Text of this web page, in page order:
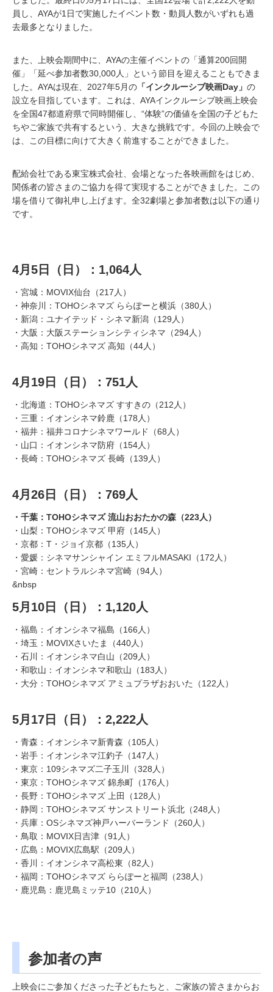
員し、AYAが1日で実施したイベント数・動員人数がいずれも過
去最多となりました。
また、上映会期間中に、AYAの主催イベントの「通算200回開
催」「延べ参加者数30,000人」という節目を迎えることもできま
した。AYAは現在、2027年5月の 「インクルーシブ映画Day」 の
設立を目指しています。これは、AYAインクルーシブ映画上映会
を全国47都道府県で同時開催し、“体験”の価値を全国の子どもた
ちやご家族で共有するという、大きな挑戦です。今回の上映会で
は、この目標に向けて大きく前進することができました。
配給会社である東宝株式会社、会場となった各映画館をはじめ、
関係者の皆さまのご協力を得て実現することができました。この
場を借りて御礼申し上げます。全32劇場と参加者数は以下の通り
です。
4月5日（日）：1,064人
・宮城：MOVIX仙台（217人）
・神奈川：TOHOシネマズ ららぽーと横浜（380人）
・新潟：ユナイテッド・シネマ新潟（129人）
・大阪：大阪ステーションシティシネマ（294人）
・高知：TOHOシネマズ 高知（44人）
4月19日（日）：751人
・北海道：TOHOシネマズ すすきの（212人）
・三重：イオンシネマ鈴鹿（178人）
・福井：福井コロナシネマワールド（68人）
・山口：イオンシネマ防府（154人）
・長崎：TOHOシネマズ 長崎（139人）
4月26日（日）：769人
・千葉：TOHOシネマズ 流山おおたかの森（223人）
・山梨：TOHOシネマズ 甲府（145人）
・京都：T・ジョイ京都（135人）
・愛媛：シネマサンシャイン エミフルMASAKI（172人）
・宮崎：セントラルシネマ宮崎（94人）
&nbsp
5月10日（日）：1,120人
・福島：イオンシネマ福島（166人）
・埼玉：MOVIXさいたま（440人）
・石川：イオンシネマ白山（209人）
・和歌山：イオンシネマ和歌山（183人）
・大分：TOHOシネマズ アミュプラザおおいた（122人）
5月17日（日）：2,222人
・青森：イオンシネマ新青森（105人）
・岩手：イオンシネマ江釣子（147人）
・東京：109シネマズ二子玉川（328人）
・東京：TOHOシネマズ 錦糸町（176人）
・長野：TOHOシネマズ 上田（128人）
・静岡：TOHOシネマズ サンストリート浜北（248人）
・兵庫：OSシネマズ神戸ハーバーランド（260人）
・鳥取：MOVIX日吉津（91人）
・広島：MOVIX広島駅（209人）
・香川：イオンシネマ高松東（82人）
・福岡：TOHOシネマズ ららぽーと福岡（238人）
・鹿児島：鹿児島ミッテ10（210人）
参加者の声
上映会にご参加くださった子どもたちと、ご家族の皆さまからお